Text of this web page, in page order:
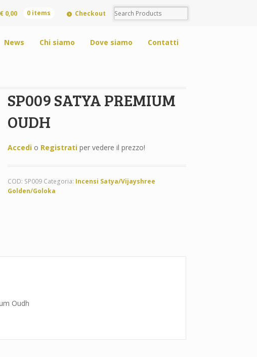
€ 0,00 0 items Checkout
News Chi siamo Dove siamo Contatti
SP009 SATYA PREMIUM
OUDH
Accedio Registratiper vedere il prezzo!
COD: SP009 Categoria: Incensi Satya/Vijayshree
Golden/Goloka
Oudh